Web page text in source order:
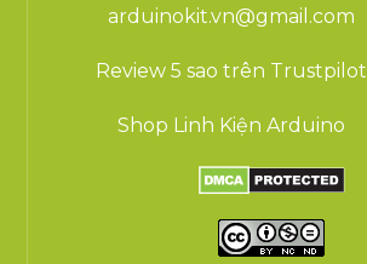
arduinokit.vn@gmail.com
Review 5 sao trên Trustpilot
Shop Linh Kiện Arduino